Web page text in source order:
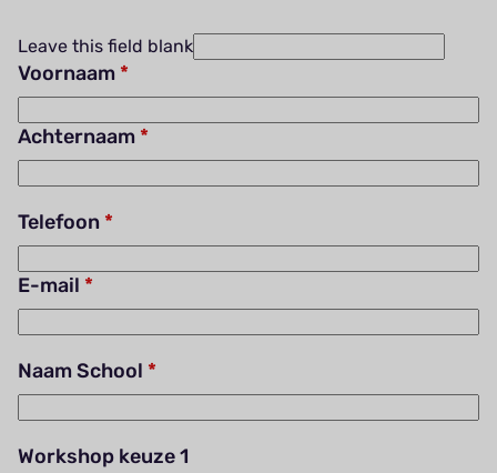
Leave this field blank
Voornaam
Achternaam
Telefoon
E-mail
Naam School
Workshop keuze 1